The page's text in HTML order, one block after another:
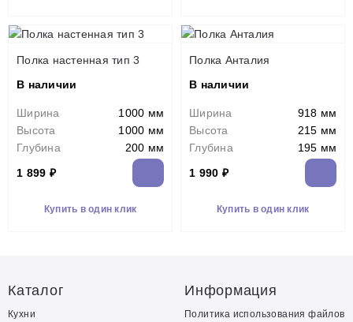
Полка настенная тип 3
В наличии
Ширина
1000 мм
Высота
1000 мм
Глубина
200 мм
1 899 ₽
Купить в один клик
Полка Анталия
В наличии
Ширина
918 мм
Высота
215 мм
Глубина
195 мм
1 990 ₽
Купить в один клик
Каталог
Кухни
Информация
Политика использования файлов